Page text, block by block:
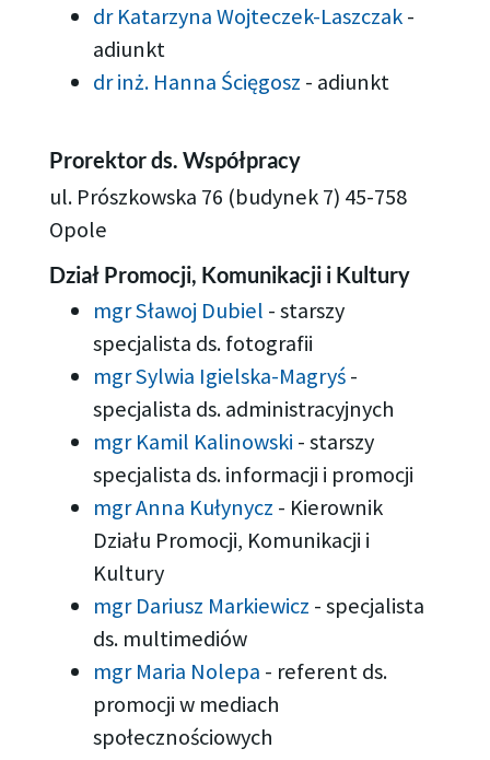
dr Katarzyna Wojteczek-Laszczak-
adiunkt
dr inż. Hanna Ścięgosz - adiunkt
Prorektor ds. Współpracy
ul. Prószkowska 76 (budynek 7) 45-758
Opole
Dział Promocji, Komunikacji i Kultury
mgr Sławoj Dubiel -starszy
specjalista ds. fotografii
mgr Sylwia Igielska-Magryś-
specjalista ds. administracyjnych
mgr Kamil Kalinowski -starszy
specjalista ds. informacji i promocji
mgr Anna Kułynycz - Kierownik
Działu Promocji, Komunikacji i
Kultury
mgr Dariusz Markiewicz -specjalista
ds. multimediów
mgr Maria Nolepa - referent ds.
promocji w mediach
społecznościowych